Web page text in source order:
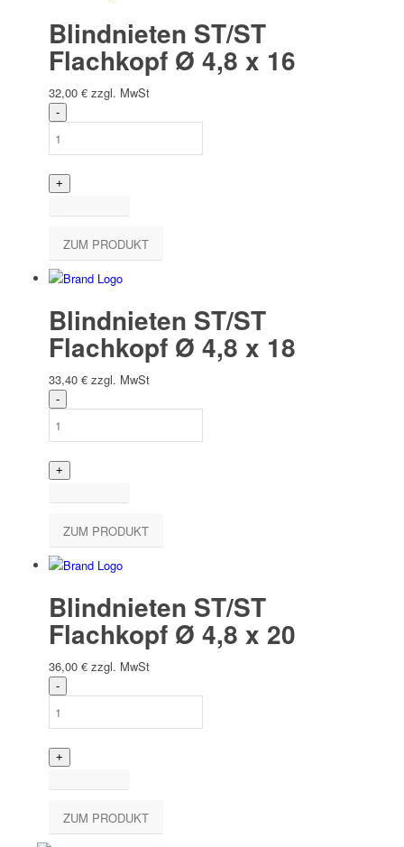
Blindnieten ST/ST
Flachkopf Ø 4,8 x 16
32,00 € zzgl. MwSt
ZUM PRODUKT
Blindnieten ST/ST
Flachkopf Ø 4,8 x 18
33,40 € zzgl. MwSt
ZUM PRODUKT
Blindnieten ST/ST
Flachkopf Ø 4,8 x 20
36,00 € zzgl. MwSt
ZUM PRODUKT